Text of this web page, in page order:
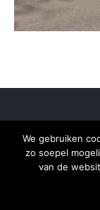
©
We gebruiken
zo soepel
van de